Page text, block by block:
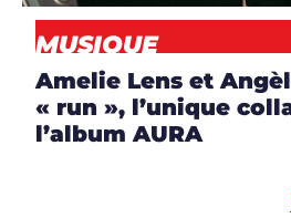
MUSIQUE
Amelie Lens et
« run », l’unique
l’album AURA